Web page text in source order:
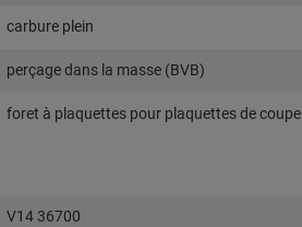
carbure plein
perçage dans la masse (BVB)
foret à plaquettes pour plaquettes de coupe
V14 36700